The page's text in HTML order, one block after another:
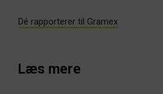
Dé rapporterer til Gramex
Læs mere